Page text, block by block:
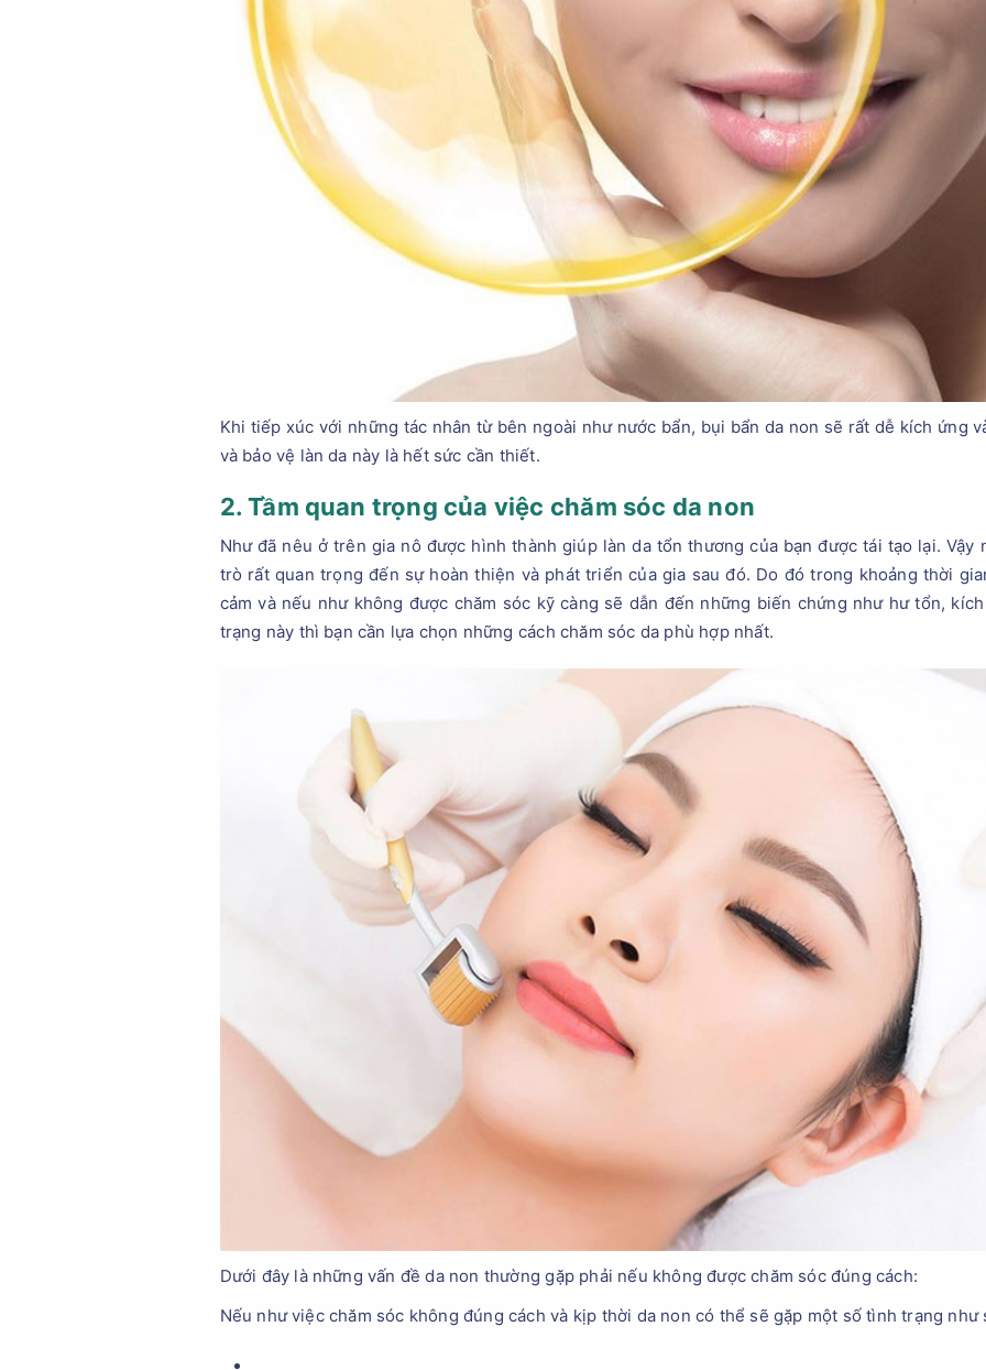
Khi tiếp xúc với những tác nhân từ bên ngoài như nước bẩn, bụi bẩn da non sẽ rất dễ kích ứng
và bảo vệ làn da này là hết sức cần thiết.
2. Tầm quan trọng của việc chăm sóc da non
Như đã nêu ở trên gia nô được hình thành giúp làn da tổn thương của bạn được tái tạo lại. Vậy
trò rất quan trọng đến sự hoàn thiện và phát triển của gia sau đó. Do đó trong khoảng thời
cảm và nếu như không được chăm sóc kỹ càng sẽ dẫn đến những biến chứng như hư tổn,
trạng này thì bạn cần lựa chọn những cách chăm sóc da phù hợp nhất.
Dưới đây là những vấn đề da non thường gặp phải nếu không được chăm sóc đúng cách:
Nếu như việc chăm sóc không đúng cách và kịp thời da non có thể sẽ gặp một số tình trạng như